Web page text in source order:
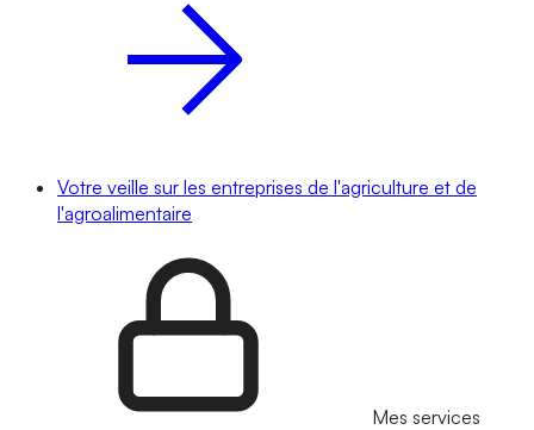
Votre veille sur les entreprises de l'agriculture et de
l'agroalimentaire
Mes services